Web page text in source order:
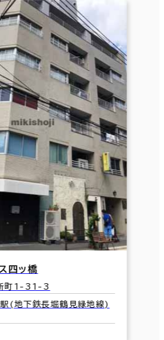
四ッ橋
町1-31-3
駅(地下鉄長堀鶴見緑地線)